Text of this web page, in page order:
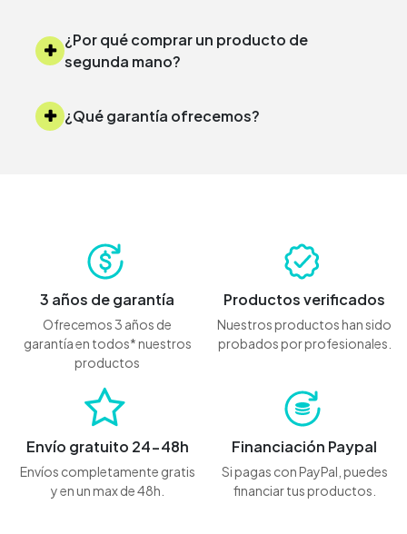
¿Por qué comprar un producto de
segunda mano?
¿Qué garantía ofrecemos?
3 años de garantía
Ofrecemos 3 años de
garantía en todos* nuestros
productos
Productos verificados
Nuestros productos han sido
probados por profesionales.
Envío gratuito 24-48h
Envíos completamente gratis
y en un max de 48h.
Financiación Paypal
Si pagas con PayPal, puedes
financiar tus productos.